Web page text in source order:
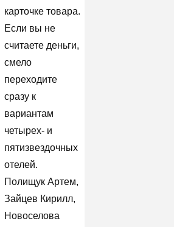
карточке товара.
Если вы не
считаете деньги,
смело
переходите
сразу к
вариантам
четырех- и
пятизвездочных
отелей.
Полищук Артем,
Зайцев Кирилл,
Новоселова